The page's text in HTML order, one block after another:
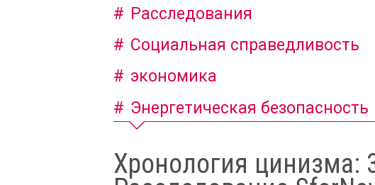
Расследования
Социальная справедливость
экономика
Энергетическая безопасность
Хронология цинизма: